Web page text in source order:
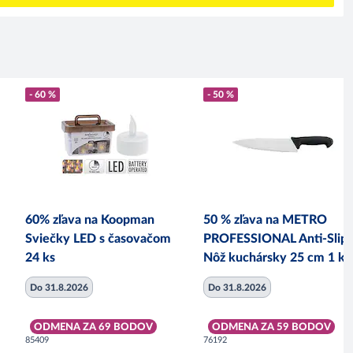
- 60 %
60% zľava na Koopman
Sviečky LED s časovačom
24 ks
Do 31.8.2026
ODMENA ZA 69 BODOV
85409
- 50 %
50 % zľava na METRO
PROFESSIONAL Anti-Slip
Nôž kuchársky 25 cm 1 ks
Do 31.8.2026
ODMENA ZA 59 BODOV
76192